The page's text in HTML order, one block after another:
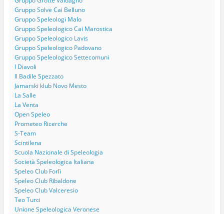
Gruppo Solve Cai Belluno
Gruppo Speleologi Malo
Gruppo Speleologico Cai Marostica
Gruppo Speleologico Lavis
Gruppo Speleologico Padovano
Gruppo Speleologico Settecomuni
I Diavoli
Il Badile Spezzato
Jamarski klub Novo Mesto
La Salle
La Venta
Open Speleo
Prometeo Ricerche
S-Team
Scintilena
Scuola Nazionale di Speleologia
Società Speleologica Italiana
Speleo Club Forlì
Speleo Club Ribaldone
Speleo Club Valceresio
Teo Turci
Unione Speleologica Veronese